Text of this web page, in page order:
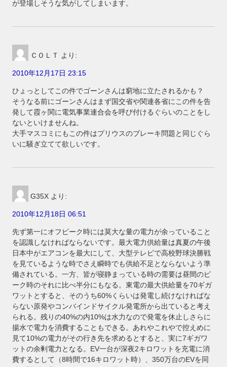
が登場しそうな気がしてしまいます。
ＣＯＬＴ より:
2010年12月17日 23:15
ひょっとしてこの件でゴーンさんは窮地に立たされるかも？
そうなる前にゴーンさんはまず国交省や関連各省にこの件を告
発して霞ヶ関に電気事業連合会を呼び付けるぐらいのことをし
ないといけませんね。
大手マスコミにもこの件はプリウスのブレーキ問題と同じぐら
いに騒ぎ立てて欲しいです。
G35X より:
2010年12月18日 06:51
先ず第一にオフピーク時には莫大な量の電力が余っていること
を認識しなければならないです。最大電力供給量は真夏の午後
日本中がエアコンを最大にして、大型テレビで高校野球決勝戦
を見ているような時でさえ瞬時でも供給不足とならないよう準
備されている。一方、皆が寝静まっている時の需要は昼間のピ
ーク時のそれに比べ半分にもなる。東電の最大供給量を70ギガ
ワットとすると、そのうち60%くらいは発電し続けなければな
らない原発やコンバインドサイクル発電所から出ていると考え
られる。残りの40%の内10%は水力なので発電を休止しさらに
揚水で電力を消費することもできる。あれやこれやで控えめに
見て10%の電力がその行き先を求めるとすると、実に7ギガワ
ットの余剰電力となる。EV一台が深夜2キロワットを充電に消
費するとして（8時間で16キロワット時）、350万台のEVを同